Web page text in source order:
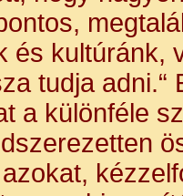
és kultúránk,
tudja adni.“
a különféle